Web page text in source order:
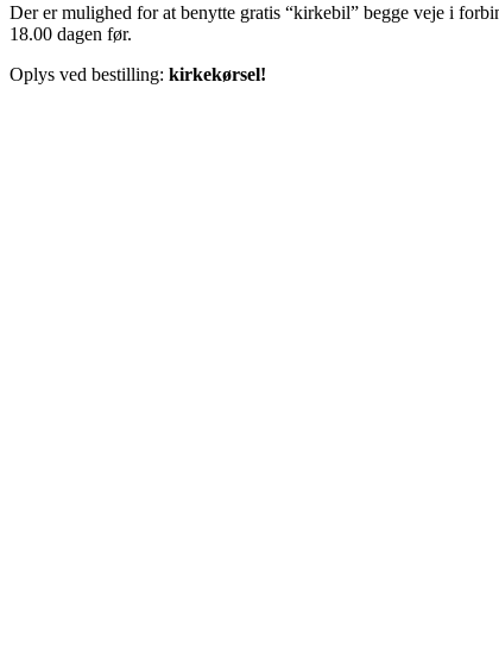
Der er mulighed for at benytte gratis “kirkebil” begge veje i
18.00 dagen før.
Oplys ved bestilling: kirkekørsel!